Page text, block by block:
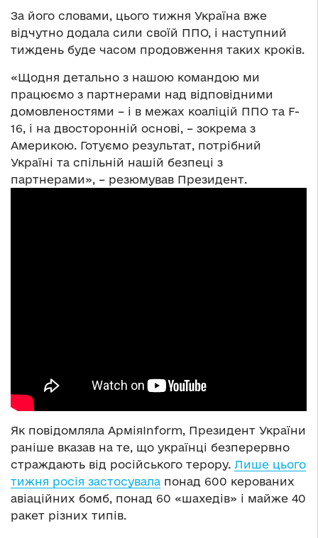
За його словами, цього тижня Україна вже
відчутно додала сили своїй ППО, і наступний
тиждень буде часом продовження таких кроків.
«Щодня детально з нашою командою ми
працюємо з партнерами над відповідними
домовленостями – і в межах коаліцій ППО та F-
16, і на двосторонній основі, – зокрема з
Америкою. Готуємо результат, потрібний
Україні та спільній нашій безпеці з
партнерами», – резюмував Президент.
Як повідомляла АрміяInform, Президент України
раніше вказав на те, що українці безперервно
страждають від російського терору. Лише цього
тижня росія застосувала понад 600 керованих
авіаційних бомб, понад 60 «шахедів» і майже 40
ракет різних типів.